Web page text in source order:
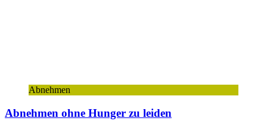
Abnehmen
Abnehmen ohne Hunger zu leiden